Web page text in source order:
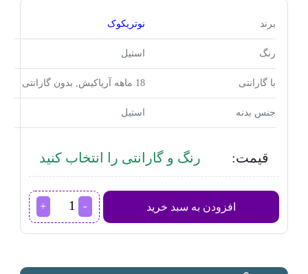
برند نوتریکوک
رنگ استیل
با گارانتی 18 ماهه آریاکیش, بدون گارانتی
جنس بدنه استیل
قیمت: رنگ و گارانتی را انتخاب کنید
افزودن به سبد خرید
زودپز
برقی
نوتریکوکSP210L